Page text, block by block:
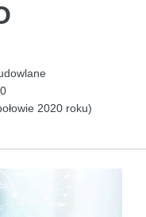
2020 roku)